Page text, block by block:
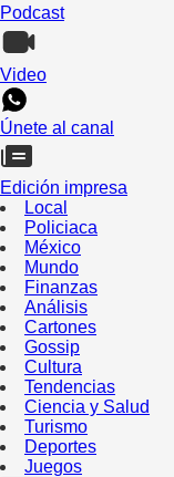
Podcast
Video
Únete al canal
Edición impresa
Local
Policiaca
México
Mundo
Finanzas
Análisis
Cartones
Gossip
Cultura
Tendencias
Ciencia y Salud
Turismo
Deportes
Juegos